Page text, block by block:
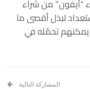
“أيفون” من شراء
لبذل أقصى ما
تحمّله في
المشاركة التالية